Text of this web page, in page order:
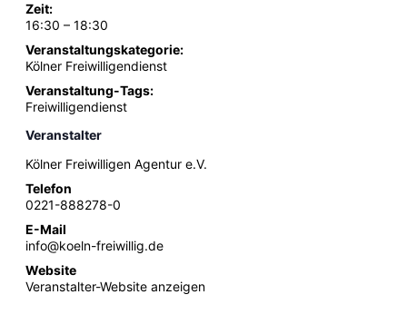
Zeit:
16:30 – 18:30
Veranstaltungskategorie:
Kölner Freiwilligendienst
Veranstaltung-Tags:
Freiwilligendienst
Veranstalter
Kölner Freiwilligen Agentur e.V.
Telefon
0221-888278-0
E-Mail
info@koeln-freiwillig.de
Website
Veranstalter-Website anzeigen